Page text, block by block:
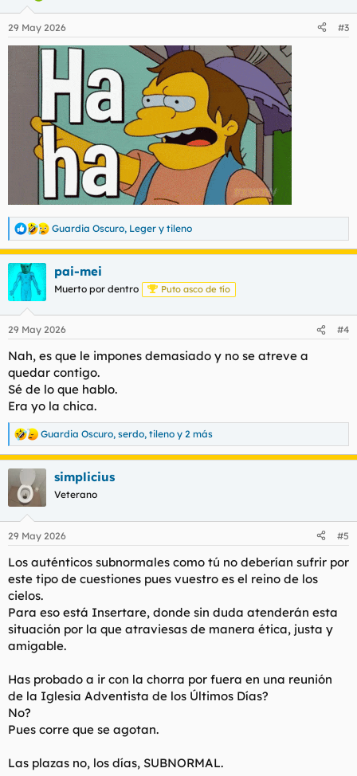
e
s
29 May 2026 #3
R
e
a
c
c
i
e
:
Guardia Oscuro, Leger y tileno
pai-mei
Muerto por dentro Puto asco de tío
29 May 2026 #4
Nah, es que le impones demasiado y no se atreve a
quedar contigo.
Sé de lo que hablo.
Era yo la chica.
R
e
a
c
e
:
Guardia Oscuro, serdo, tileno y 2 más
simplicius
Veterano
29 May 2026 #5
Los auténticos subnormales como tú no deberían sufrir por
este tipo de cuestiones pues vuestro es el reino de los
cielos.
Para eso está Insertare, donde sin duda atenderán esta
situación por la que atraviesas de manera ética, justa y
amigable.
Has probado a ir con la chorra por fuera en una reunión
de la Iglesia Adventista de los Últimos Días?
No?
Pues corre que se agotan.
Las plazas no, los días, SUBNORMAL.